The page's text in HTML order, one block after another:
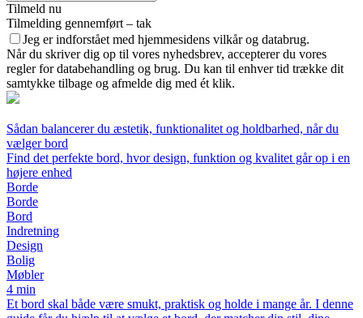
Tilmeld nu
Tilmelding gennemført – tak
Jeg er indforstået med hjemmesidens vilkår og databrug.
Når du skriver dig op til vores nyhedsbrev, accepterer du vores
regler for databehandling og brug. Du kan til enhver tid trække dit
samtykke tilbage og afmelde dig med ét klik.
Sådan balancerer du æstetik, funktionalitet og holdbarhed, når du
vælger bord
Find det perfekte bord, hvor design, funktion og kvalitet går op i en
højere enhed
Borde
Borde
Bord
Indretning
Design
Bolig
Møbler
4 min
Et bord skal både være smukt, praktisk og holde i mange år. I denne